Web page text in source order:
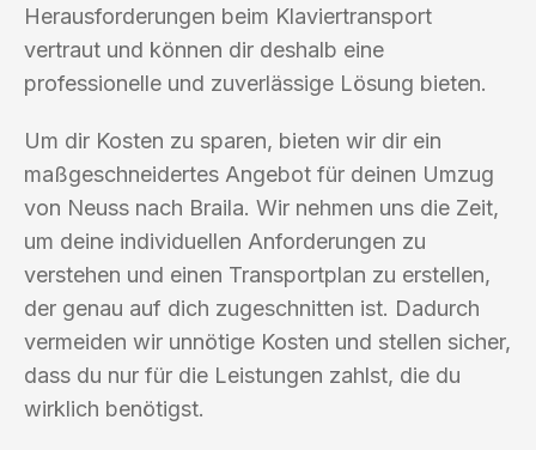
Herausforderungen beim Klaviertransport
vertraut und können dir deshalb eine
professionelle und zuverlässige Lösung bieten.
Um dir Kosten zu sparen, bieten wir dir ein
maßgeschneidertes Angebot für deinen Umzug
von Neuss nach Braila. Wir nehmen uns die Zeit,
um deine individuellen Anforderungen zu
verstehen und einen Transportplan zu erstellen,
der genau auf dich zugeschnitten ist. Dadurch
vermeiden wir unnötige Kosten und stellen sicher,
dass du nur für die Leistungen zahlst, die du
wirklich benötigst.